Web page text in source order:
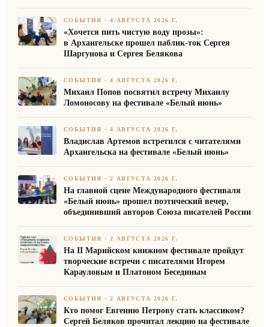
СОБЫТИЯ ·4 АВГУСТА 2026 Г.
«Хочется пить чистую воду прозы»:
в Архангельске прошел паблик-ток Сергея
Шаргунова и Сергея Белякова
СОБЫТИЯ ·4 АВГУСТА 2026 Г.
Михаил Попов посвятил встречу Михаилу
Ломоносову на фестивале «Белый июнь»
СОБЫТИЯ ·4 АВГУСТА 2026 Г.
Владислав Артемов встретился с читателями
Архангельска на фестивале «Белый июнь»
СОБЫТИЯ ·2 АВГУСТА 2026 Г.
На главной сцене Международного фестиваля
«Белый июнь» прошел поэтический вечер,
объединивший авторов Союза писателей России
СОБЫТИЯ ·2 АВГУСТА 2026 Г.
На II Марийском книжном фестивале пройдут
творческие встречи с писателями Игорем
Карауловым и Платоном Бесединым
СОБЫТИЯ ·2 АВГУСТА 2026 Г.
Кто помог Евгению Петрову стать классиком?
Сергей Беляков прочитал лекцию на фестивале